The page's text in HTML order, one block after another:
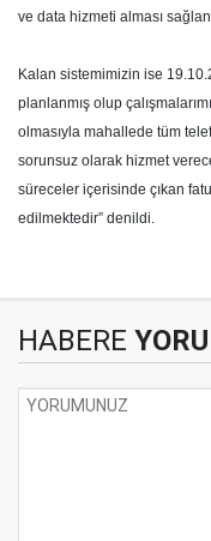
ve data hizmeti alması
Kalan sistemimizin ise
planlanmış olup
olmasıyla mahallede tüm
sorunsuz olarak hizmet
süreceler içerisinde çıkan
edilmektedir” denildi.
HABERE